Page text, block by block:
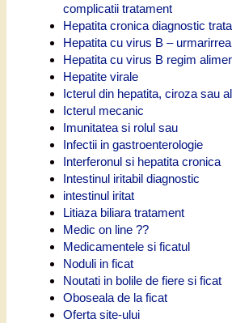
complicatii tratament
Hepatita cronica diagnostic
Hepatita cu virus B –
Hepatita cu virus B regim
Hepatite virale
Icterul din hepatita, ciroza sau
Icterul mecanic
Imunitatea si rolul sau
Infectii in gastroenterologie
Interferonul si hepatita cronica
Intestinul iritabil diagnostic
intestinul iritat
Litiaza biliara tratament
Medic on line ??
Medicamentele si ficatul
Noduli in ficat
Noutati in bolile de fiere si ficat
Oboseala de la ficat
Oferta site-ului